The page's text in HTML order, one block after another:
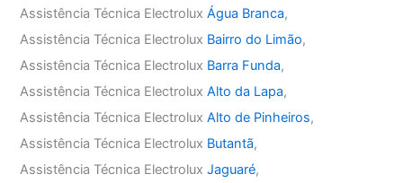
Assistência Técnica ElectroluxÁgua Branca,
Assistência Técnica Electrolux Bairro do Limão,
Assistência Técnica Electrolux Barra Funda,
Assistência Técnica ElectroluxAlto da Lapa,
Assistência Técnica ElectroluxAlto de Pinheiros,
Assistência Técnica Electrolux Butantã,
Assistência Técnica ElectroluxJaguaré,